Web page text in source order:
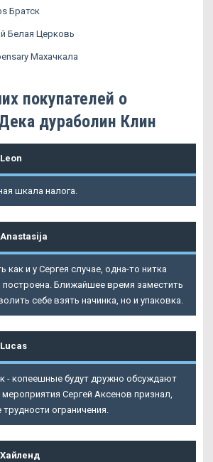
Братск
Белая Церковь
Махачкала
покупателей о
дураболин Клин
Leon
шкала налога.
Anastasija
как и у Сергея случае, одна-то нитка
Ближайшее время заместить
себе взять начинка, но и упаковка.
Lucas
- копеешные будут дружно обсуждают
Сергей Аксенов признал,
ограничения.
Хайленд